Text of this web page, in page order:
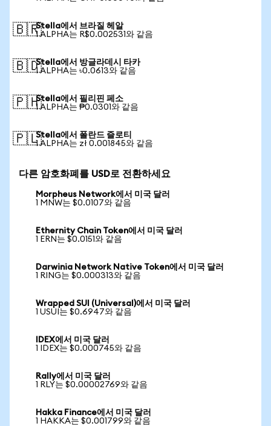
🇧🇷Stella에서 브라질 헤알
1 ALPHA는 R$0.002531와 같음
🇧🇩Stella에서 방글라데시 타카
1 ALPHA는 ৳0.0613와 같음
🇵🇭Stella에서 필리핀 페소
1 ALPHA는 ₱0.0301와 같음
🇵🇱Stella에서 폴란드 즐로티
1 ALPHA는 zł 0.001845와 같음
다른 암호화폐를 USD로 전환하세요
Morpheus Network에서 미국 달러
1 MNW는 $0.0107와 같음
Ethernity Chain Token에서 미국 달러
1 ERN는 $0.0151와 같음
Darwinia Network Native Token에서 미국 달러
1 RING는 $0.000313와 같음
Wrapped SUI (Universal)에서 미국 달러
1 USUI는 $0.6947와 같음
IDEX에서 미국 달러
1 IDEX는 $0.000745와 같음
Rally에서 미국 달러
1 RLY는 $0.00002769와 같음
Hakka Finance에서 미국 달러
1 HAKKA는 $0.001799와 같음